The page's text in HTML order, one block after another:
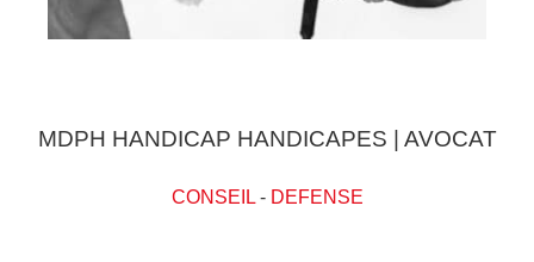
MDPH HANDICAP HANDICAPES | AVOCAT
CONSEIL- DEFENSE